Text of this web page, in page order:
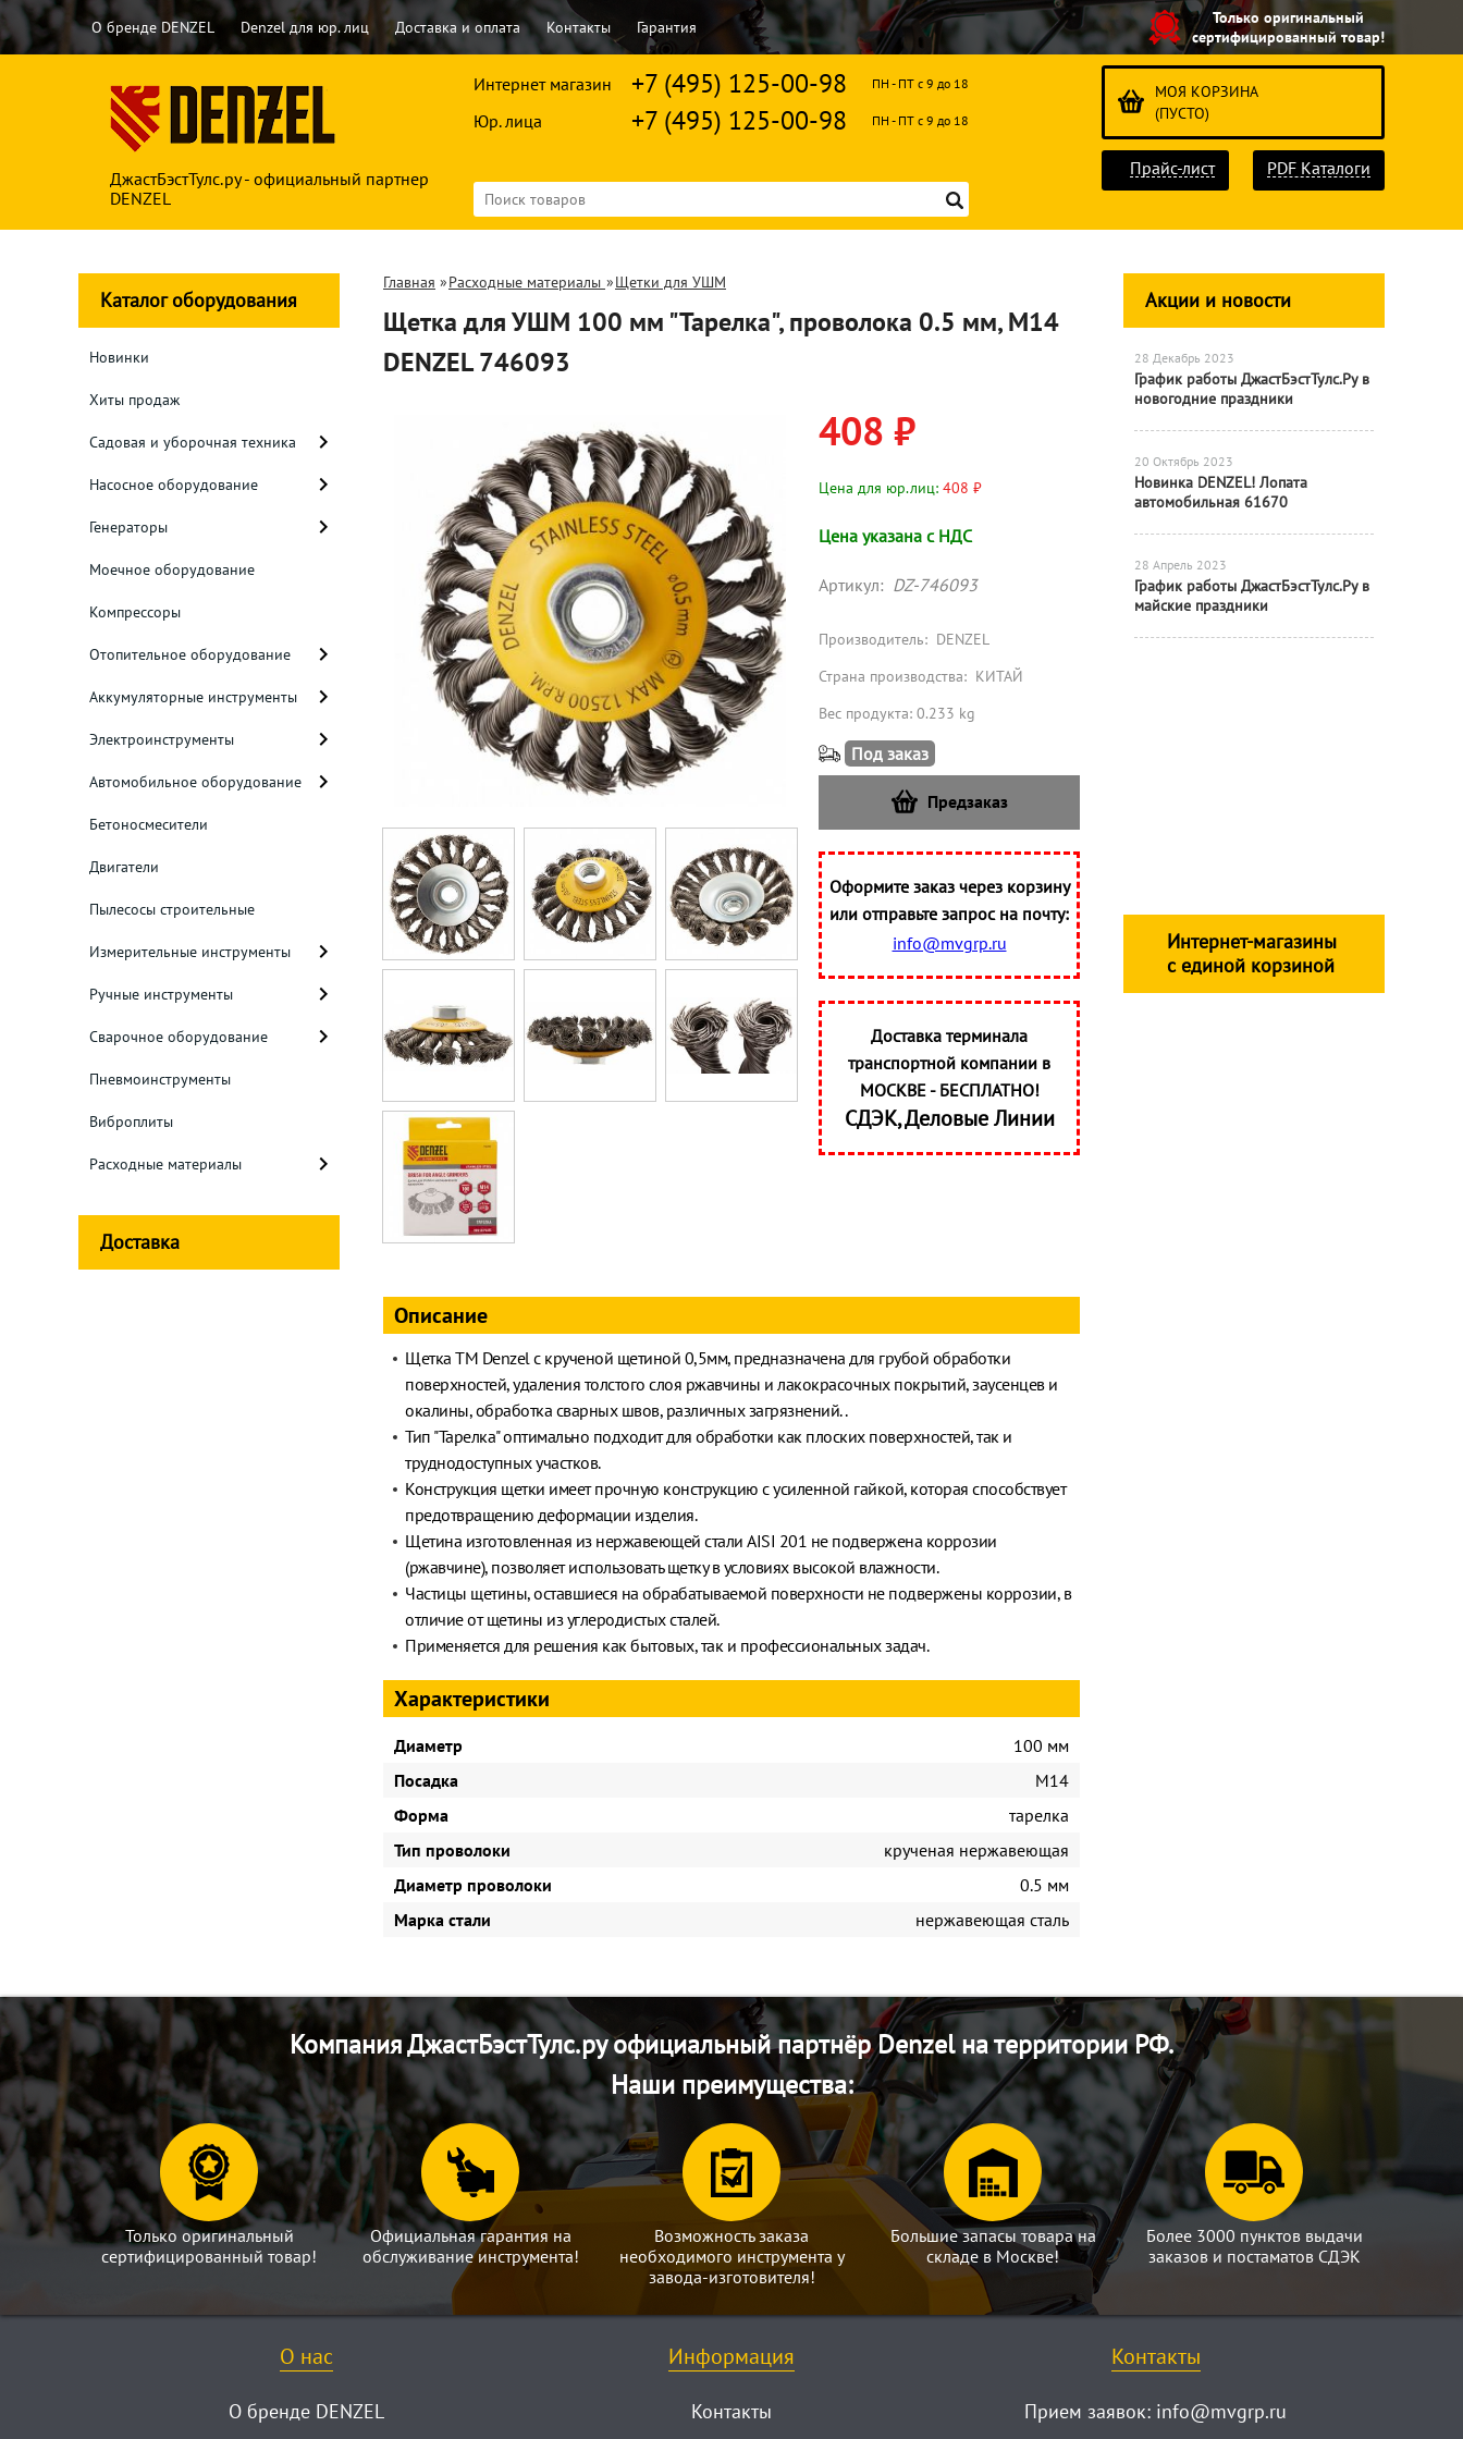
О бренде DENZEL Denzel для юр. лиц Доставка и оплата Контакты Гарантия
Только оригинальный
сертифицированный товар!
ДжастБэстТулс.ру - официальный партнер
DENZEL
Интернет магазин +7 (495) 125-00-98 ПН - ПТ с 9 до 18
Юр. лица +7 (495) 125-00-98 ПН - ПТ с 9 до 18
МОЯ КОРЗИНА
(ПУСТО)
Прайс-лист PDF Каталоги
Каталог оборудования
Новинки
Хиты продаж
Садовая и уборочная техника
Насосное оборудование
Генераторы
Моечное оборудование
Компрессоры
Отопительное оборудование
Аккумуляторные инструменты
Электроинструменты
Автомобильное оборудование
Бетоносмесители
Двигатели
Пылесосы строительные
Измерительные инструменты
Ручные инструменты
Сварочное оборудование
Пневмоинструменты
Виброплиты
Расходные материалы
Доставка
Главная »Расходные материалы »Щетки для УШМ
Щетка для УШМ 100 мм "Тарелка", проволока 0.5 мм, М14
DENZEL 746093
408 ₽
Цена для юр.лиц: 408 ₽
Цена указана с НДС
Артикул: DZ-746093
Производитель: DENZEL
Страна производства: КИТАЙ
Вес продукта: 0.233 kg
Под заказ
Предзаказ
Оформите заказ через корзину
или отправьте запрос на почту:
info@mvgrp.ru
Доставка терминала
транспортной компании в
МОСКВЕ - БЕСПЛАТНО!
СДЭК, Деловые Линии
Описание
Щетка ТМ Denzel с крученой щетиной 0,5мм, предназначена для грубой обработки
поверхностей, удаления толстого слоя ржавчины и лакокрасочных покрытий, заусенцев и
окалины, обработка сварных швов, различных загрязнений. .
Тип "Тарелка" оптимально подходит для обработки как плоских поверхностей, так и
труднодоступных участков.
Конструкция щетки имеет прочную конструкцию с усиленной гайкой, которая способствует
предотвращению деформации изделия.
Щетина изготовленная из нержавеющей стали AISI 201 не подвержена коррозии
(ржавчине), позволяет использовать щетку в условиях высокой влажности.
Частицы щетины, оставшиеся на обрабатываемой поверхности не подвержены коррозии, в
отличие от щетины из углеродистых сталей.
Применяется для решения как бытовых, так и профессиональных задач.
Характеристики
Диаметр
100 мм
Посадка
М14
Форма
тарелка
Тип проволоки
крученая нержавеющая
Диаметр проволоки
0.5 мм
Марка стали
нержавеющая сталь
Акции и новости
28 Декабрь 2023
График работы ДжастБэстТулс.Ру в
новогодние праздники
20 Октябрь 2023
Новинка DENZEL! Лопата
автомобильная 61670
28 Апрель 2023
График работы ДжастБэстТулс.Ру в
майские праздники
Интернет-магазины
с единой корзиной
Компания ДжастБэстТулс.ру официальный партнёр Denzel на территории РФ.
Наши преимущества:
Только оригинальный
сертифицированный товар!
Официальная гарантия на
обслуживание инструмента!
Возможность заказа
необходимого инструмента у
завода-изготовителя!
Большие запасы товара на
складе в Москве!
Более 3000 пунктов выдачи
заказов и постаматов СДЭК
О нас
О бренде DENZEL
Информация
Контакты
Контакты
Прием заявок: info@mvgrp.ru